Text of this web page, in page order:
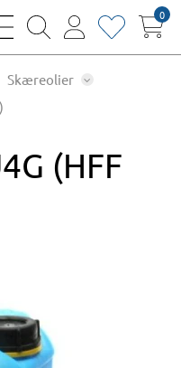
bars
magnifying
user
heart0
Skæreolier
(HFF